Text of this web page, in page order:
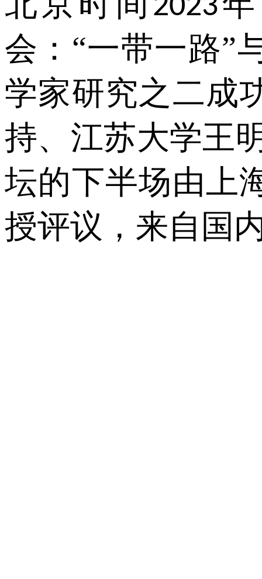
2023
会：“一带一路”
学家研究之二成
持、江苏大学王
坛的下半场由上
授评议，来自国